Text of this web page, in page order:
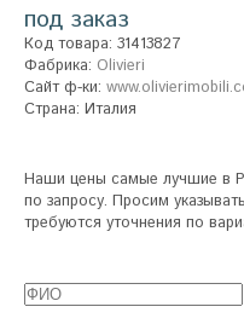
под заказ
Код товара: 31413827
Фабрика: Olivieri
Сайт ф-ки:
Страна: Италия
Наши цены самые лучшие в
по запросу. Просим
требуются уточнения по